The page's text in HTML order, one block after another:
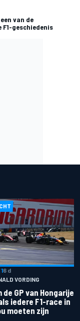
van de
F1-geschiedenis
6 d
VORDING
de GP van Hongarije
iedere F1-race in
moeten zijn